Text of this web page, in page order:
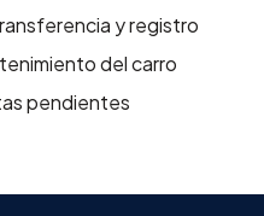
y registro
del carro
pendientes